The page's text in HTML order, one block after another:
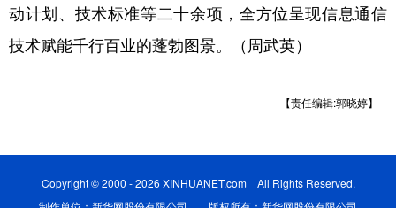
动计划、技术标准等二十余项，全方位呈现信息通信
技术赋能千行百业的蓬勃图景。（周武英）
【责任编辑:郭晓婷】
Copyright © 2000 - 2026 XINHUANET.com All Rights Reserved.